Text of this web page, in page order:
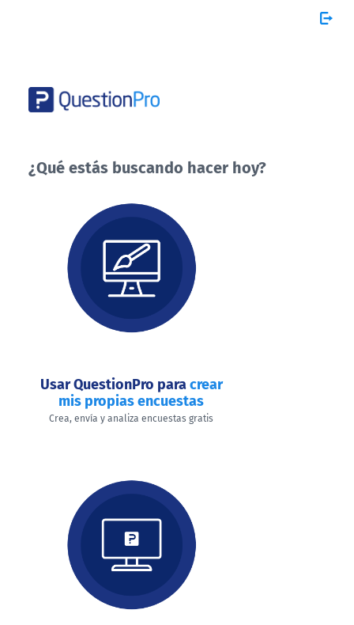
¿Qué estás buscando hacer hoy?
buscando
hacer
Usar QuestionPro paracrear
mis propias encuestas
Crea, envía y analiza encuestas gratis